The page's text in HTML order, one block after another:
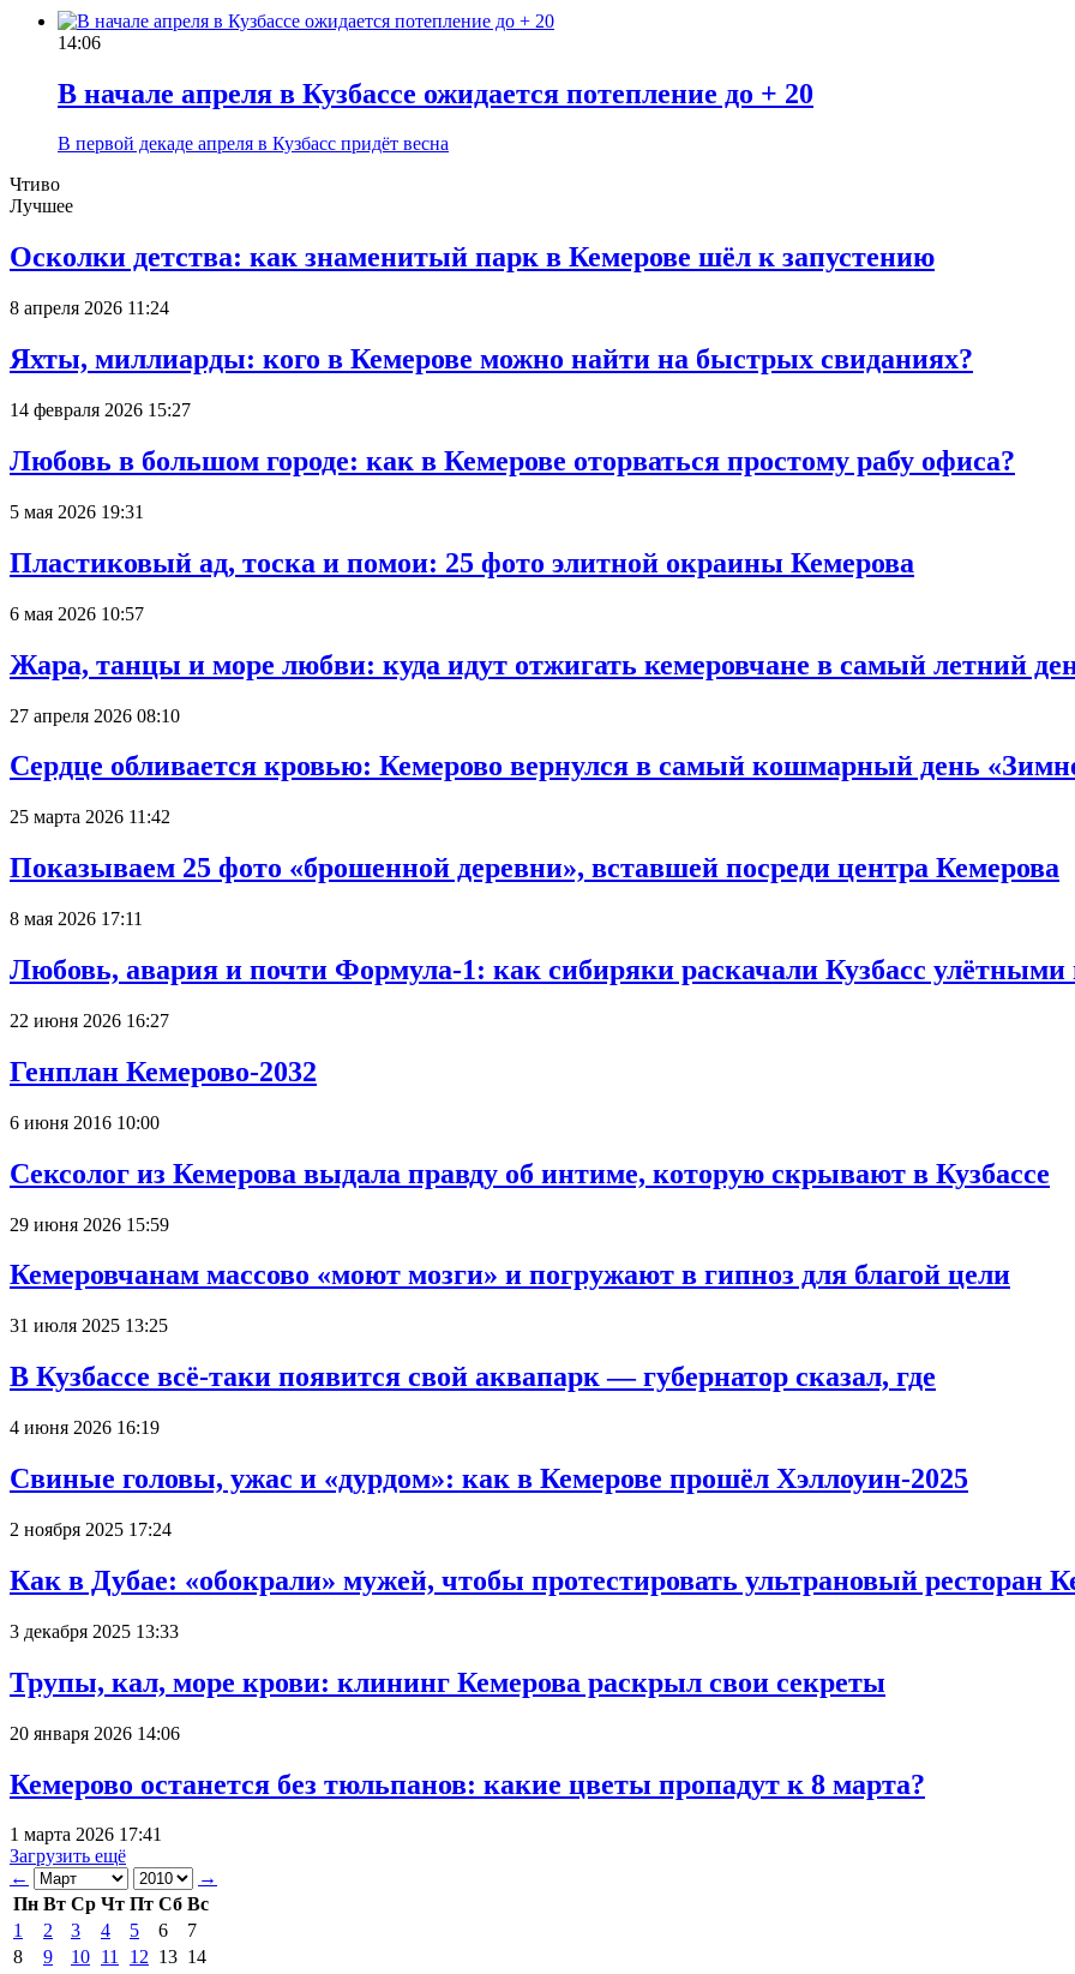
14:06
В начале апреля в Кузбассе ожидается потепление до + 20
В первой декаде апреля в Кузбасс придёт весна
Чтиво
Лучшее
Осколки детства: как знаменитый парк в Кемерове шёл к запустению
8 апреля 2026 11:24
Яхты, миллиарды: кого в Кемерове можно найти на быстрых свиданиях?
14 февраля 2026 15:27
Любовь в большом городе: как в Кемерове оторваться простому рабу офиса?
5 мая 2026 19:31
Пластиковый ад, тоска и помои: 25 фото элитной окраины Кемерова
6 мая 2026 10:57
Жара, танцы и море любви: куда идут отжигать кемеровчане в самый летний
27 апреля 2026 08:10
Сердце обливается кровью: Кемерово вернулся в самый кошмарный день
25 марта 2026 11:42
Показываем 25 фото «брошенной деревни», вставшей посреди центра Кемерова
8 мая 2026 17:11
Любовь, авария и почти Формула-1: как сибиряки раскачали Кузбасс улётными
22 июня 2026 16:27
Генплан Кемерово-2032
6 июня 2016 10:00
Сексолог из Кемерова выдала правду об интиме, которую скрывают в Кузбассе
29 июня 2026 15:59
Кемеровчанам массово «моют мозги» и погружают в гипноз для благой цели
31 июля 2025 13:25
В Кузбассе всё-таки появится свой аквапарк — губернатор сказал, где
4 июня 2026 16:19
Свиные головы, ужас и «дурдом»: как в Кемерове прошёл Хэллоуин-2025
2 ноября 2025 17:24
Как в Дубае: «обокрали» мужей, чтобы протестировать ультрановый ресторан
3 декабря 2025 13:33
Трупы, кал, море крови: клининг Кемерова раскрыл свои секреты
20 января 2026 14:06
Кемерово останется без тюльпанов: какие цветы пропадут к 8 марта?
1 марта 2026 17:41
Загрузить ещё
←
→
Пн Вт Ср Чт Пт Сб Вс
1
2 3 4 5 6
7
8
9 10 11 12 13 14